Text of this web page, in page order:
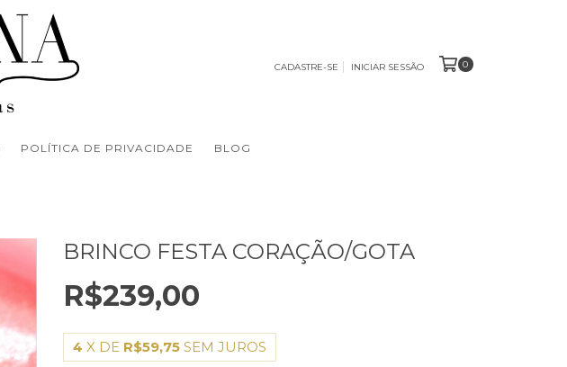
CADASTRE-SE INICIAR SESSÃO 0
POLÍTICA DE PRIVACIDADE BLOG
BRINCO FESTA CORAÇÃO/GOTA
R$239,00
4 X DE R$59,75 SEM JUROS